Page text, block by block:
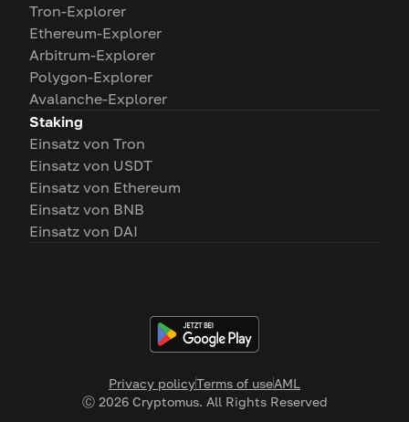
Privacy policyTerms of useAML
Ⓒ 2026Cryptomus. All Rights Reserved
Tron-Explorer
Ethereum-Explorer
Arbitrum-Explorer
Polygon-Explorer
Avalanche-Explorer
Staking
Einsatz von Tron
Einsatz von USDT
Einsatz von Ethereum
Einsatz von BNB
Einsatz von DAI